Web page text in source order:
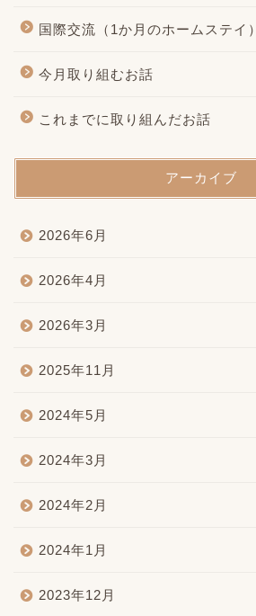
国際交流（1か月のホームステイ）
今月取り組むお話
これまでに取り組んだお話
アーカイブ
2026年6月
2026年4月
2026年3月
2025年11月
2024年5月
2024年3月
2024年2月
2024年1月
2023年12月